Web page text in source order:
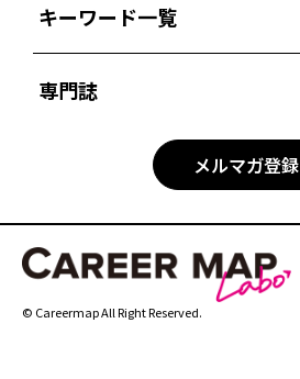
キーワード一覧
専門誌
メルマガ登録
© Careermap All Right Reserved.